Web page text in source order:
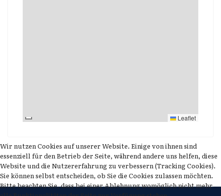
Leaflet
Wir nutzen Cookies auf unserer Website. Einige von ihnen sind
essenziell für den Betrieb der Seite, während andere uns helfen, diese
Website und die Nutzererfahrung zu verbessern (Tracking Cookies).
Sie können selbst entscheiden, ob Sie die Cookies zulassen möchten.
Bitte beachten Sie, dass bei einer Ablehnung womöglich nicht mehr